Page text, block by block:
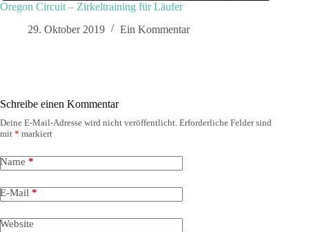
Oregon Circuit – Zirkeltraining für Läufer
29. Oktober 2019
Ein Kommentar
Schreibe einen Kommentar
Deine E-Mail-Adresse wird nicht veröffentlicht. Erforderliche Felder sind
mit * markiert
Name *
E-Mail *
Website